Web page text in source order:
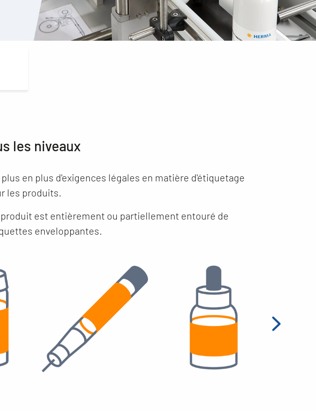
les niveaux
en plus d'exigences légales en matière d'étiquetage
les produits.
est entièrement ou partiellement entouré de
enveloppantes.